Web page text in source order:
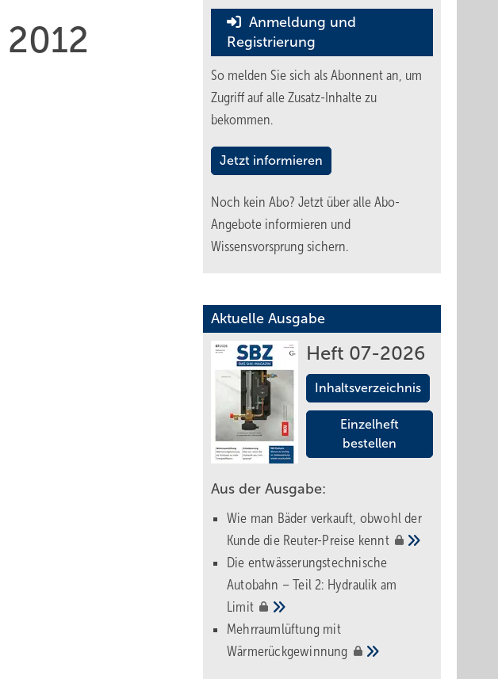
Anmeldung und
Registrierung
So melden Sie sich als Abonnent an, um
Zugriff auf alle Zusatz-Inhalte zu
bekommen.
Jetzt informieren
Noch kein Abo? Jetzt über alle Abo-
Angebote informieren und
Wissensvorsprung sichern.
Aktuelle Ausgabe
Heft 07-2026
Inhaltsverzeichnis
Einzelheft
bestellen
Aus der Ausgabe:
Wie man Bäder verkauft, obwohl der
Kunde die Reuter-Preise kennt
Die entwässerungstechnische
Autobahn – Teil 2: Hydraulik am
Limit
Mehrraumlüftung mit
Wärmerückgewinnung